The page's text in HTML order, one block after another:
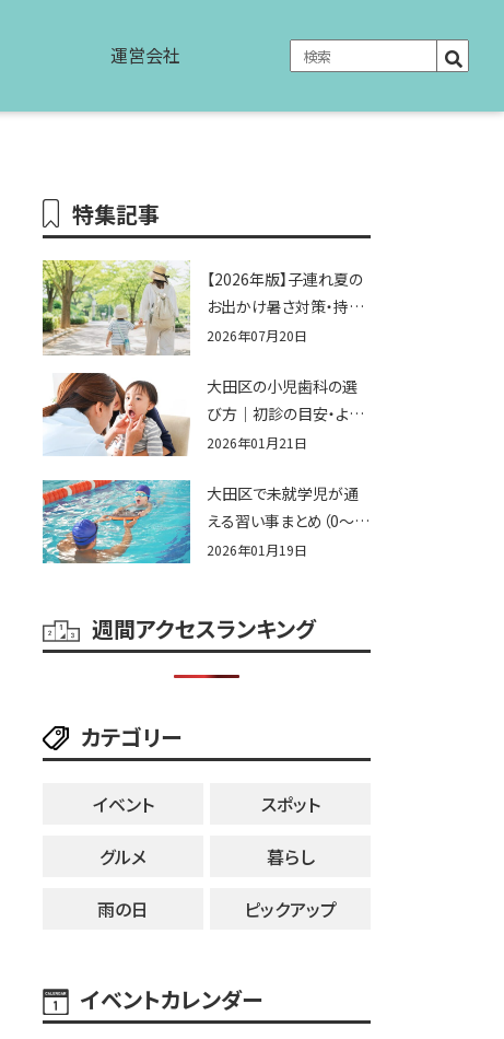
運営会社
特集記事
【2026年版】子連れ夏の
お出かけ暑さ対策・持ち
物完全ガイド｜水遊び・
立つおすすめグッズ15選
2026年07月20日
大田区の小児歯科の選
び方｜初診の目安・よく
ある不安まとめ
2026年01月21日
大田区で未就学児が通
える習い事まとめ（0〜6
歳）
2026年01月19日
週間アクセスランキング
カテゴリー
イベント
スポット
グルメ
暮らし
雨の日
ピックアップ
イベントカレンダー